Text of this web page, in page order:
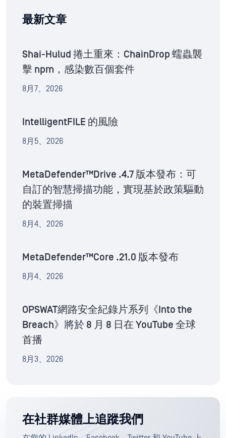
最新文章
Shai-Hulud 捲土重來：ChainDrop 蠕蟲襲
擊 npm，感染數百個套件
8月7、2026
IntelligentFILE 的風險
8月5、2026
MetaDefender™Drive .4.7 版本發布：可
自訂的智慧掃描功能，實現基於政策驅動
的裝置掃描
8月4、2026
MetaDefender™Core .21.0 版本發布
8月4、2026
OPSWAT網路安全紀錄片系列《Into the
Breach》將於 8 月 8 日在 YouTube 全球
首播
8月3、2026
在社群媒體上追蹤我們